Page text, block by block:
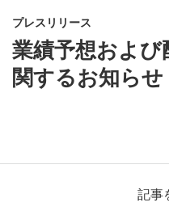
プレスリリース
業績予想および
関するお知らせ
記事